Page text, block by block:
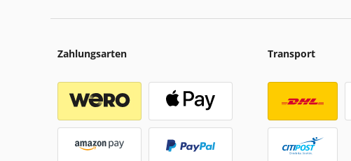
Zahlungsarten Transport